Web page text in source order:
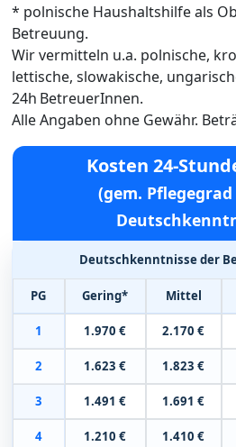
* polnische Haushaltshilfe als
Betreuung.
Wir vermitteln u.a. polnische,
lettische, slowakische,
24h BetreuerInnen.
Alle Angaben ohne Gewähr.
Kosten 24-
(gem. Pflegegrad
Deutschkenntnisse der
PG Gering* Mittel
1 1.970 € 2.170 €
2 1.623 € 1.823 €
3 1.491 € 1.691 €
4 1.210 € 1.410 €